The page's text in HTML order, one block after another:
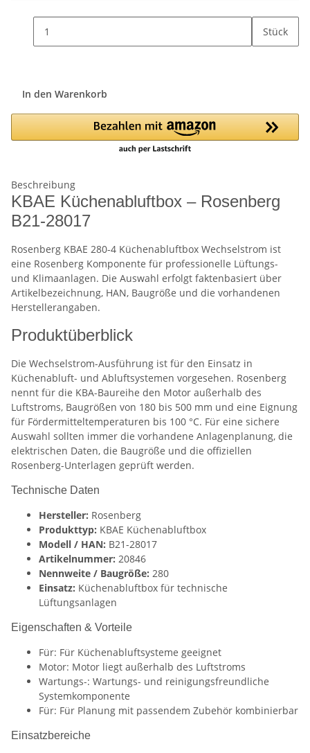
Stück
In den Warenkorb
Beschreibung
KBAE Küchenabluftbox – Rosenberg
B21-28017
Rosenberg KBAE 280-4 Küchenabluftbox Wechselstrom ist
eine Rosenberg Komponente für professionelle Lüftungs-
und Klimaanlagen. Die Auswahl erfolgt faktenbasiert über
Artikelbezeichnung, HAN, Baugröße und die vorhandenen
Herstellerangaben.
Produktüberblick
Die Wechselstrom-Ausführung ist für den Einsatz in
Küchenabluft- und Abluftsystemen vorgesehen. Rosenberg
nennt für die KBA-Baureihe den Motor außerhalb des
Luftstroms, Baugrößen von 180 bis 500 mm und eine Eignung
für Fördermitteltemperaturen bis 100 °C. Für eine sichere
Auswahl sollten immer die vorhandene Anlagenplanung, die
elektrischen Daten, die Baugröße und die offiziellen
Rosenberg-Unterlagen geprüft werden.
Technische Daten
Hersteller: Rosenberg
Produkttyp: KBAE Küchenabluftbox
Modell / HAN: B21-28017
Artikelnummer: 20846
Nennweite / Baugröße: 280
Einsatz: Küchenabluftbox für technische
Lüftungsanlagen
Eigenschaften & Vorteile
Für: Für Küchenabluftsysteme geeignet
Motor: Motor liegt außerhalb des Luftstroms
Wartungs-: Wartungs- und reinigungsfreundliche
Systemkomponente
Für: Für Planung mit passendem Zubehör kombinierbar
Einsatzbereiche